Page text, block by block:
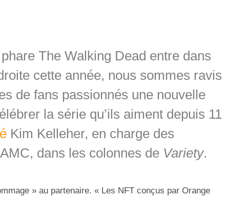
The Walking Dead entre dans
cette année, nous sommes ravis
de fans passionnés une nouvelle
la série qu’ils aiment depuis 11
Kim Kelleher, en charge des
dans les colonnes de Variety.
» au partenaire. « Les NFT conçus par Orange